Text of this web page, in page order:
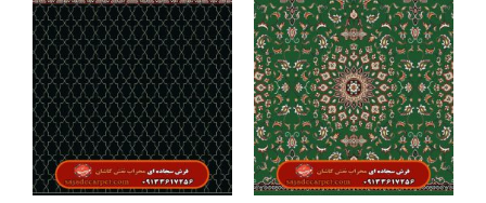
افزودن
به
علاقه
مندی
ها
افزودن
به
علاقه
مندی
ها